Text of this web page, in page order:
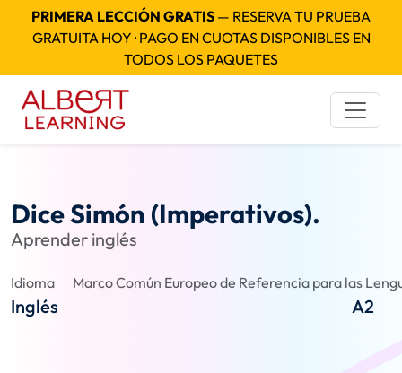
PRIMERA LECCIÓN GRATIS — RESERVA TU PRUEBA
GRATUITA HOY · PAGO EN CUOTAS DISPONIBLES EN
TODOS LOS PAQUETES
Dice Simón (Imperativos).
Aprender inglés
Idioma
Inglés
Marco Común Europeo de Referencia para las
A2